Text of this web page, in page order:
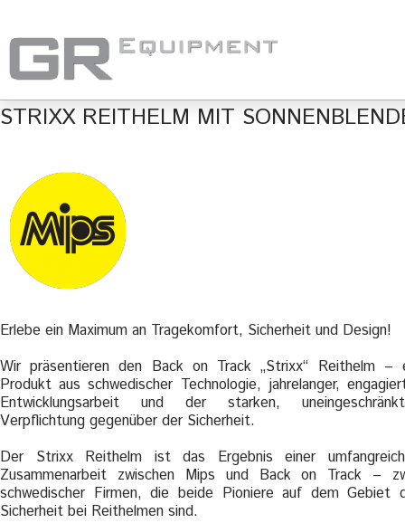
STRIXX REITHELM MIT
Erlebe ein Maximum an Tragekomfort, Sicherheit und Design!
Wir präsentieren den Back on Track „Strixx“ Reithelm –
Produkt aus schwedischer Technologie, jahrelanger,
Entwicklungsarbeit und der starken,
Verpflichtung gegenüber der Sicherheit.
Der Strixx Reithelm ist das Ergebnis einer
Zusammenarbeit zwischen Mips und Back on Track –
schwedischer Firmen, die beide Pioniere auf dem Gebiet
Sicherheit bei Reithelmen sind.